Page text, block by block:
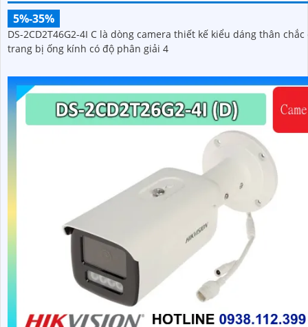
5%-35%
DS-2CD2T46G2-4I C là dòng camera thiết kế kiểu dáng thân chắc
trang bị ống kính có độ phân giải 4